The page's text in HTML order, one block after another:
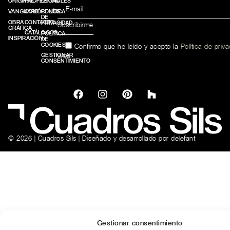
Gestionar consentimiento
VANGUARD
OBRA
GRÁFICA
INSPIRACIÓN
CONÓCENOS
CONTACTO
CATÁLOGOS
POLÍTICA
DE
PRIVACIDAD
POLÍTICA
DE
COOKIES
GESTIONAR
CONSENTIMIENTO
Confirmo que he leído y acepto la Política de
web.
© 2026 | Cuadros Sils | Diseñado y desarrollado por delefant